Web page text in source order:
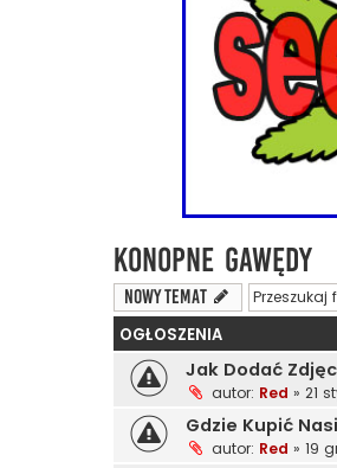
Konopne Gawędy
NOWY TEMAT
OGŁOSZENIA
Jak Dodać
autor: Red » 21
Gdzie Kupić
autor: Red » 19